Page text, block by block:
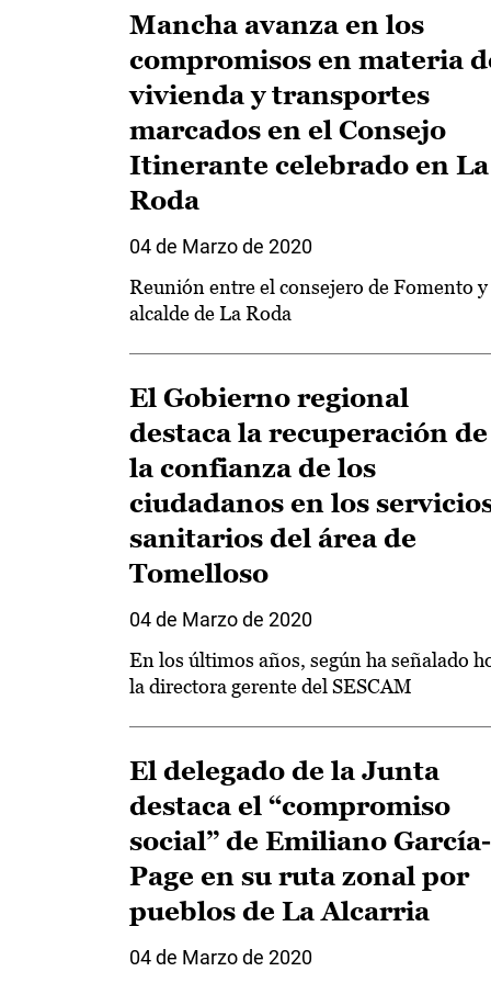
Mancha avanza en los
compromisos en materia
vivienda y transportes
marcados en el Consejo
Itinerante celebrado en La
Roda
04 de Marzo de 2020
Reunión entre el consejero de Fomento y
alcalde de La Roda
El Gobierno regional
destaca la recuperación de
la confianza de los
ciudadanos en los
sanitarios del área de
Tomelloso
04 de Marzo de 2020
En los últimos años, según ha señalado
la directora gerente del SESCAM
El delegado de la Junta
destaca el “compromiso
social” de Emiliano García-
Page en su ruta zonal por
pueblos de La Alcarria
04 de Marzo de 2020